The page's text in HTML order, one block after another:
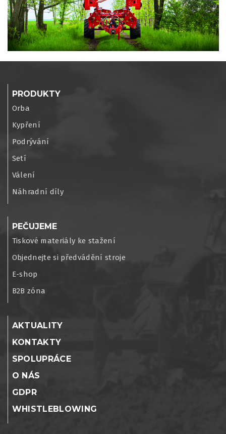
PRODUKTY
Orba
Kypření
Podrývání
Setí
Válení
Náhradní díly
PEČUJEME
Tiskové materiály ke stažení
Objednejte si předvádění stroje
E-shop
B2B zóna
AKTUALITY
KONTAKTY
SPOLUPRÁCE
O NÁS
GDPR
WHISTLEBLOWING